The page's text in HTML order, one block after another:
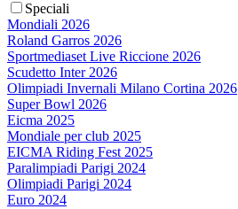
Speciali
Mondiali 2026
Roland Garros 2026
Sportmediaset Live Riccione 2026
Scudetto Inter 2026
Olimpiadi Invernali Milano Cortina 2026
Super Bowl 2026
Eicma 2025
Mondiale per club 2025
EICMA Riding Fest 2025
Paralimpiadi Parigi 2024
Olimpiadi Parigi 2024
Euro 2024